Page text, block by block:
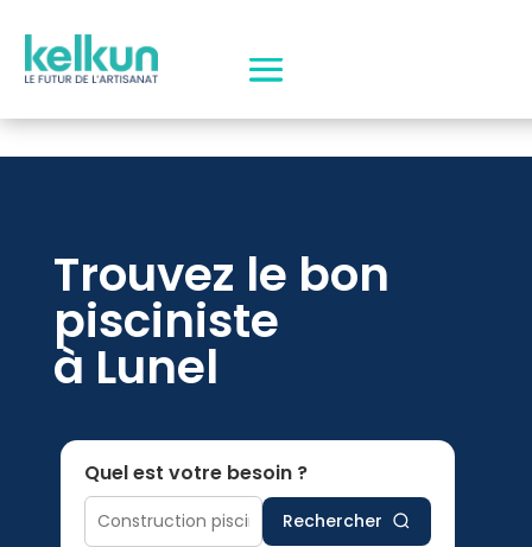
Trouvez le bon
pisciniste
à Lunel
Quel est votre besoin ?
Rechercher